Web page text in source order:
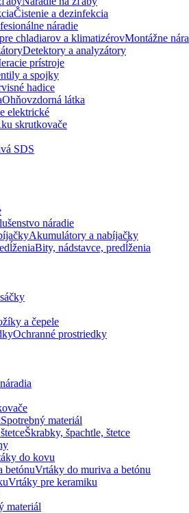
Čistenie a dezinfekcia
náradie
Montážne
Detektory a analyzátory
prístroje
a spojky
hadice
Ohňovzdorná látka
elektrické
skrutkovače
SDS
náradie
Akumulátory a nabíjačky
Bity, nádstavce, predĺženia
a čepele
Ochranné prostriedky
Spotrebný materiál
Škrabky, špachtle, štetce
do kovu
Vrtáky do muriva a betónu
Vrtáky pre keramiku
materiál